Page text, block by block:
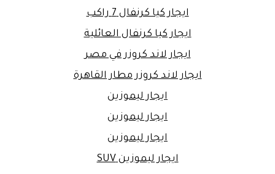
ايجار كيا كرنفال 7 راكب
ايجار كيا كرنفال العائلية
ايجار لاند كروزر في مصر
ايجار لاند كروزر مطار القاهرة
ايجار ليموزين
ايجار ليموزين
ايجار ليموزين
ايجار ليموزين SUV